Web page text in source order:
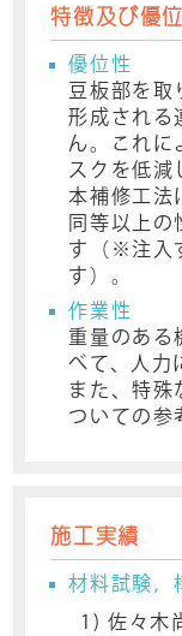
特徴及び優
優位性
豆板部を取
形成される
ん。これに
スクを低減
本補修工法
同等以上の
す（※注入
す）。
作業性
重量のある
べて、人力
また、特殊
ついての参
施工実績
材料試験，
1) 佐々木